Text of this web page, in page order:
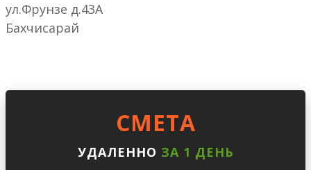
ул.Фрунзе д.43А
Бахчисарай
CМЕТА
УДАЛЕННО ЗА 1 ДЕНЬ